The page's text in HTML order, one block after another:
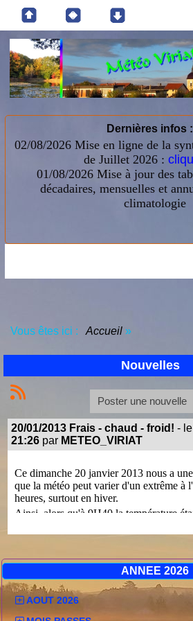
Dernières infos :
02/08/2026 Mise en ligne de la
de Juillet 2026 :
01/08/2026 Mise à jour des
décadaires, mensuelles et
climatologie
ANNEE 2026
AOUT 2026
Vous êtes ici : Accueil »
Nouvelles
Poster une nouvelle
20/01/2013 Frais - chaud - froid! - le
21:26par METEO_VIRIAT
Ce dimanche 20 janvier 2013 nous a
que la météo peut varier d'un extrême à
heures, surtout en hiver.
Ainsi, alors qu'à 9H40 la température
2°, un flux de sud s'est mis en place
avec 10.5° à 12H20 soit +8.5° en
début d'après midi, un flux de nord a
température s'est effondrée sous l'effet
spectaculaire perdant les 8.5° en 3H et
à 18H30. Les courbes du graphique ci-
mieux appréhender le phénomène :